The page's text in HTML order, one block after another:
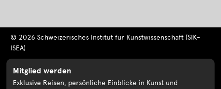
© 2026 Schweizerisches Institut für Kunstwissenschaft (SIK-
ISEA)
Mitglied werden
Exklusive Reisen, persönliche Einblicke in Kunst und